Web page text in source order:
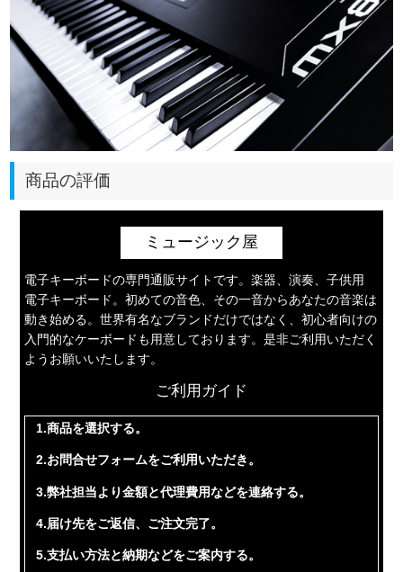
商品の評価
ミュージック屋
電子キーボードの専門通販サイトです。楽器、演奏、子供用
電子キーボード。初めての音色、その一音からあなたの音楽は
動き始める。世界有名なブランドだけではなく、初心者向けの
入門的なケーボードも用意しております。是非ご利用いただく
ようお願いいたします。
ご利用ガイド
1.商品を選択する。
2.お問合せフォームをご利用いただき。
3.弊社担当より金額と代理費用などを連絡する。
4.届け先をご返信、ご注文完了。
5.支払い方法と納期などをご案内する。